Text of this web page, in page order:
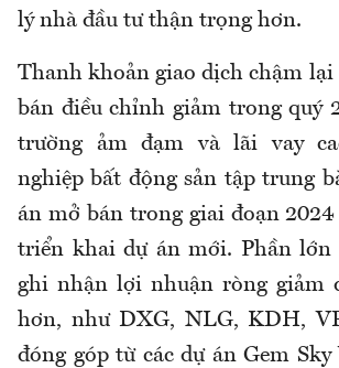
lý nhà đầu tư thận trọng hơn.
Thanh khoản giao dịch chậm lại
bán điều chỉnh giảm trong quý
trường ảm đạm và lãi vay
nghiệp bất động sản tập trung
án mở bán trong giai đoạn
triển khai dự án mới. Phần lớn
ghi nhận lợi nhuận ròng giảm
hơn, như DXG, NLG, KDH,
đóng góp từ các dự án Gem